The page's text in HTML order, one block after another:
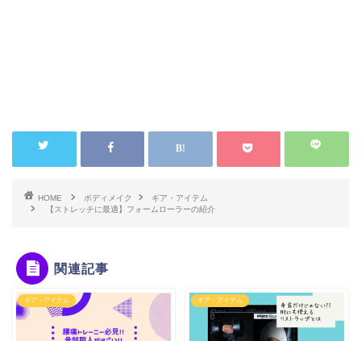
HOME ボディメイク
ギア・アイテム
【ストレッチに最適】フォームローラーの紹介
関連記事
ギア・アイテム ギア・アイテム